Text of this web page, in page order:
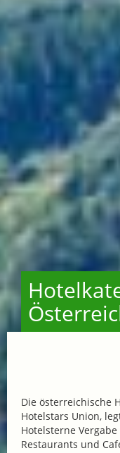
Die österreichische
Hotelstars Union,
Hotelsterne Vergabe
Restaurants und